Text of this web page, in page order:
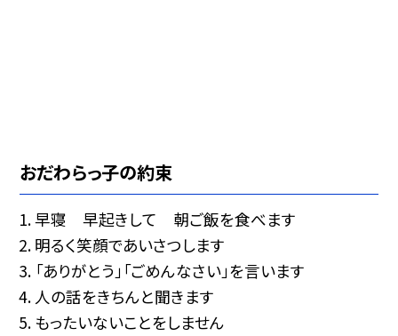
おだわらっ子の約束
早寝 早起きして 朝ご飯を食べます
明るく笑顔であいさつします
「ありがとう」「ごめんなさい」を言います
人の話をきちんと聞きます
もったいないことをしません